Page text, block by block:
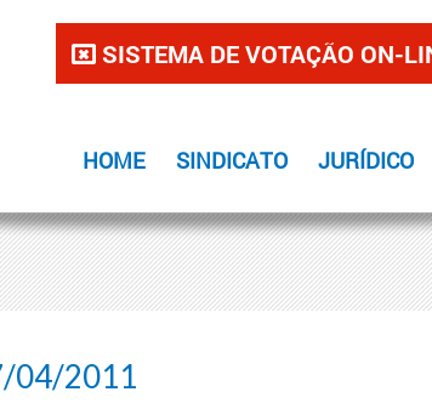
SISTEMA DE VOTAÇÃO ON-
HOME SINDICATO JURÍDICO
04/2011